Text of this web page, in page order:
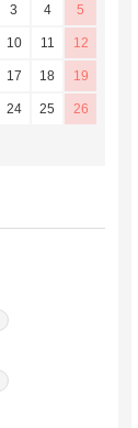
3 4 5
10 11 12
17 18 19
24 25 26